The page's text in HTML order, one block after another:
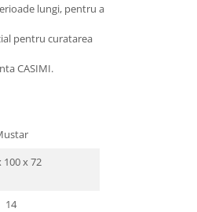
lungi, pentru a
pentru curatarea
CASIMI.
100 x 72
14